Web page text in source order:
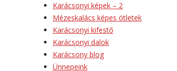
Karácsonyi képek – 2
Mézeskalács képes ötletek
Karácsonyi kifestő
Karácsonyi dalok
Karácsony blog
Ünnepeink